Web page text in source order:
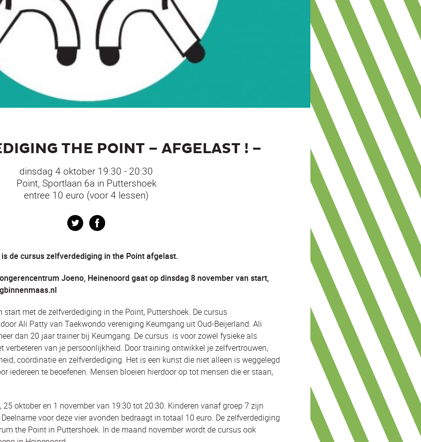
THE POINT – AFGELAST ! –
dinsdag 4 oktober 19:30 - 20:30
Point, Sportlaan 6a in Puttershoek
entree 10 euro (voor 4 lessen)
Twitter
de cursus zelfverdediging in the Point afgelast.
Joeno, Heinenoord gaat op dinsdag 8 november van start,
met de zelfverdediging in the Point, Puttershoek. De cursus
Ali Patty van Taekwondo vereniging Keumgang uit Oud-Beijerland. Ali
dan 20 jaar trainer bij Keumgang. De cursus is voor zowel fysieke als
verbeteren van je persoonlijkheid. Door training ontwikkel je zelfvertrouwen,
coördinatie en zelfverdediging. Het is een kunst die niet alleen is weggelegd
iedereen te beoefenen. Mensen bloeien hierdoor op tot mensen die er staan,
25 oktober en 1 november van 19:30 tot 20:30. Kinderen vanaf groep 7 zijn
voor deze vier avonden bedraagt in totaal 10 euro. De zelfverdediging
the Point in Puttershoek. In de maand november wordt de cursus ook